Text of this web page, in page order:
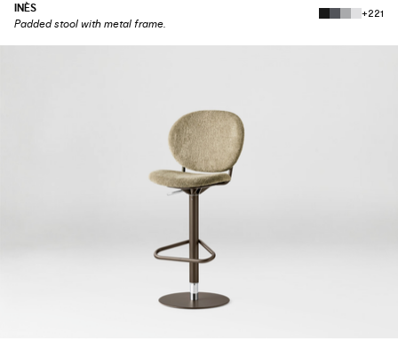
INÈS
Padded stool with metal frame.
+221